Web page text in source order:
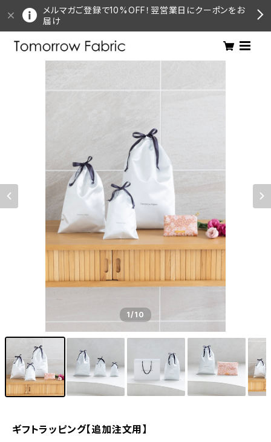
メルマガご登録で10%OFF！翌営業日にクーポンをお
届け
1/10
ギフトラッピング【追加注文用】